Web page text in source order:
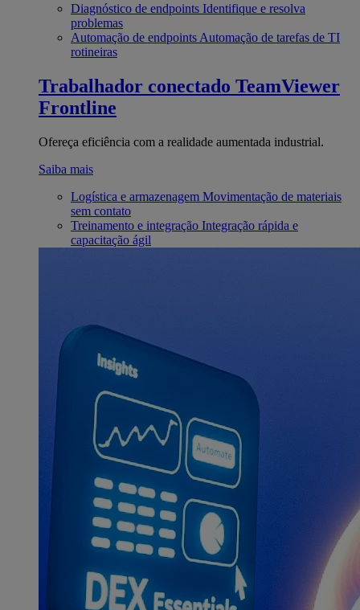
Diagnóstico de endpoints Identifique e resolva
problemas
Automação de endpoints Automação de tarefas de TI
rotineiras
Trabalhador conectado TeamViewer
Frontline
Ofereça eficiência com a realidade aumentada industrial.
Saiba mais
Logística e armazenagem Movimentação de materiais
sem contato
Treinamento e integração Integração rápida e
capacitação ágil